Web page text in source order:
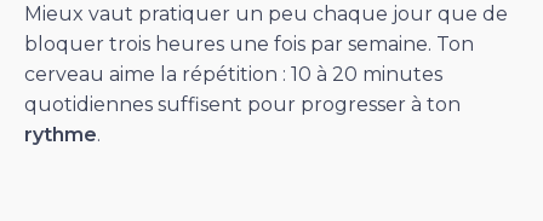
Mieux vaut pratiquer un peu chaque jour que de
bloquer trois heures une fois par semaine. Ton
cerveau aime la répétition : 10 à 20 minutes
quotidiennes suffisent pour progresser à ton
rythme.